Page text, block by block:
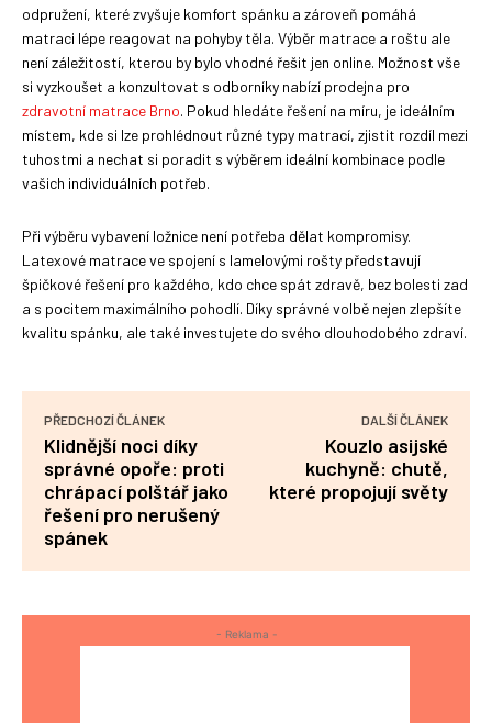
- Reklama -
odpružení, které zvyšuje komfort spánku a zároveň pomáhá
matraci lépe reagovat na pohyby těla. Výběr matrace a roštu ale
není záležitostí, kterou by bylo vhodné řešit jen online. Možnost vše
si vyzkoušet a konzultovat s odborníky nabízí prodejna pro
zdravotní matrace Brno. Pokud hledáte řešení na míru, je ideálním
místem, kde si lze prohlédnout různé typy matrací, zjistit rozdíl mezi
tuhostmi a nechat si poradit s výběrem ideální kombinace podle
vašich individuálních potřeb.
Při výběru vybavení ložnice není potřeba dělat kompromisy.
Latexové matrace ve spojení s lamelovými rošty představují
špičkové řešení pro každého, kdo chce spát zdravě, bez bolesti zad
a s pocitem maximálního pohodlí. Díky správné volbě nejen zlepšíte
kvalitu spánku, ale také investujete do svého dlouhodobého zdraví.
PŘEDCHOZÍ ČLÁNEK
Klidnější noci díky
správné opoře: proti
chrápací polštář jako
řešení pro nerušený
spánek
DALŠÍ ČLÁNEK
Kouzlo asijské
kuchyně: chutě,
které propojují světy